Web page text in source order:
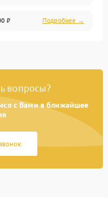
₽ Подробнее →
вопросы?
с Вами в ближайшее